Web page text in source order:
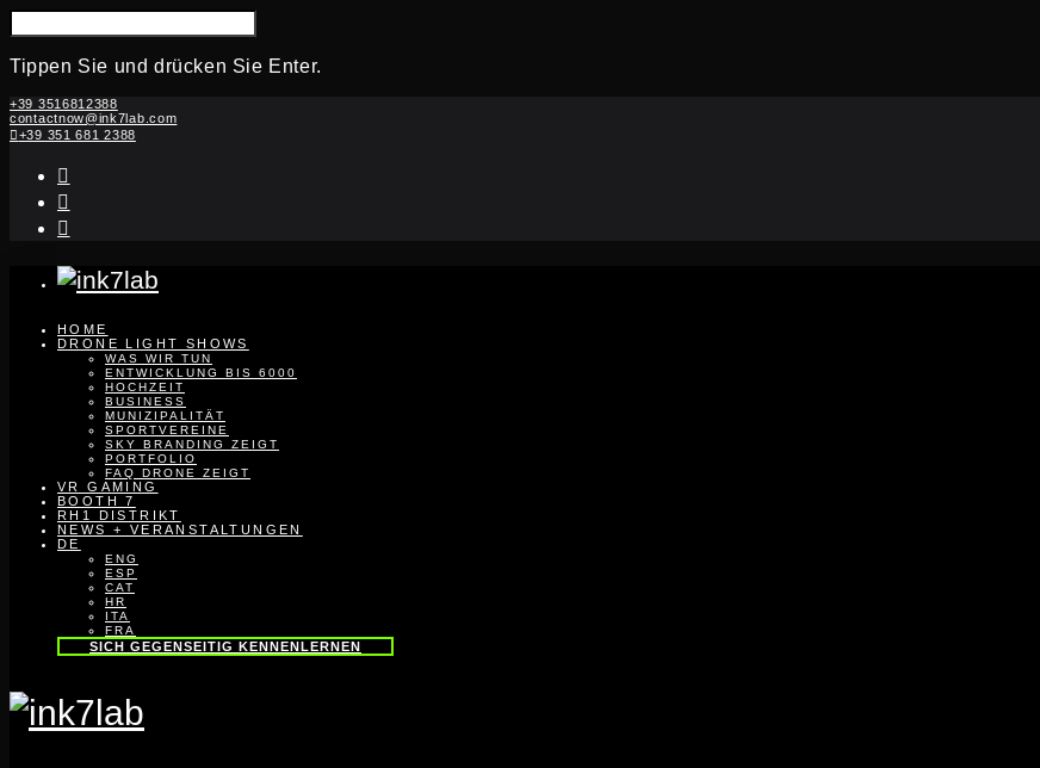
SUCHE
NACH:
Tippen Sie und drücken Sie Enter.
Zum
Inhalt
springen
+39 3516812388
contactnow@ink7lab.com
+39 351 681 2388
HOME
DRONE LIGHT SHOWS
WAS WIR TUN
ENTWICKLUNG BIS 6000
HOCHZEIT
BUSINESS
MUNIZIPALITÄT
SPORTVEREINE
SKY BRANDING ZEIGT
PORTFOLIO
FAQ DRONE ZEIGT
VR GAMING
BOOTH 7
RH1 DISTRIKT
NEWS + VERANSTALTUNGEN
DE
ENG
ESP
CAT
HR
ITA
FRA
SICH GEGENSEITIG KENNENLERNEN